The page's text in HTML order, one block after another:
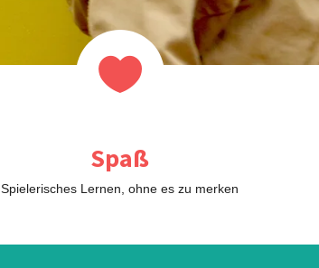

Spaß
Spielerisches Lernen, ohne es zu merken